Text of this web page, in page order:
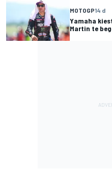
MOTOGP14 d
Yamaha
Martin te